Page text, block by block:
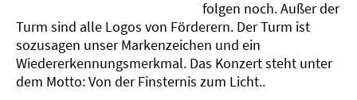
folgen noch. Außer der
Turm sind alle Logos von Förderern. Der Turm ist
sozusagen unser Markenzeichen und ein
Wiedererkennungsmerkmal. Das Konzert steht unter
dem Motto: Von der Finsternis zum Licht..